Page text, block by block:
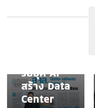
รับยุค AI
สร้าง Data
Center